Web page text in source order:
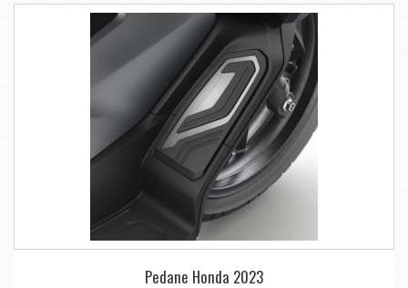
Pedane Honda 2023